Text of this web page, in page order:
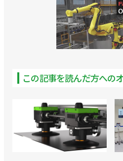
この記事を読んだ方への